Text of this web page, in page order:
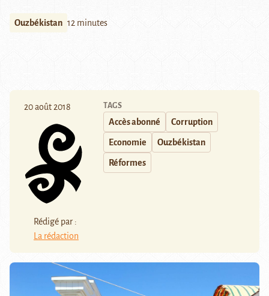
Ouzbékistan 12 minutes
20 août 2018
Rédigé par :
La rédaction
TAGS
Accès abonné Corruption
Economie Ouzbékistan
Réformes